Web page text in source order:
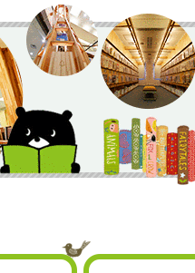
調べる・相談する